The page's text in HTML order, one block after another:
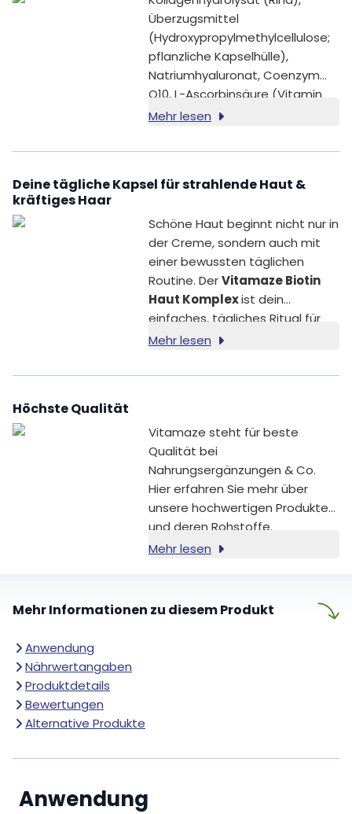
Überzugsmittel
(Hydroxypropylmethylcellulose;
pflanzliche Kapselhülle),
Natriumhyaluronat, Coenzym
Q10, L-Ascorbinsäure (Vitamin
C), Biotin.
Mehr lesen
Deine tägliche Kapsel für strahlende Haut &
kräftiges Haar
Schöne Haut beginnt nicht nur in
der Creme, sondern auch mit
einer bewussten täglichen
Routine. DerVitamaze Biotin
Haut Komplexist dein
einfaches, tägliches Ritual für
gepflegte Beauty von innen. Ob
ergänzen möchtest oder eine
Formel ist für dich gemacht.
Mehr lesen
Höchste Qualität
Vitamaze steht für beste
Qualität bei
Nahrungsergänzungen & Co.
Hier erfahren Sie mehr über
unsere hochwertigen Produkte
und deren Rohstoffe.
Mehr lesen
Mehr Informationen zu diesem Produkt
Anwendung
Nährwertangaben
Produktdetails
Bewertungen
Alternative Produkte
Anwendung